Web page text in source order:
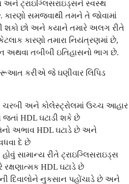
અને ટ્રાઇગ્લિસરાઇડ્સને સ્વસ્થ
કારણો સમજવાથી તમને તે જોવામાં
છો અને કયાને તમારે અલગ રીતે
કારણો તમારા નિયંત્રણમાં છે,
અથવા તબીબી ઇતિહાસનો ભાગ છે.
કરીએ જે ઘણીવાર લિપિડ
ચરબી અને કોલેસ્ટ્રોલમાં ઉચ્ચ આહાર
HDL ઘટાડી શકે છે
અભાવ HDL ઘટાડે છે અને
દે છે
સામાન્ય રીતે ટ્રાઇગ્લિસરાઇડ્સ
HDL ઘટાડે છે
દિવાલોને નુકસાન પહોંચાડે છે અને